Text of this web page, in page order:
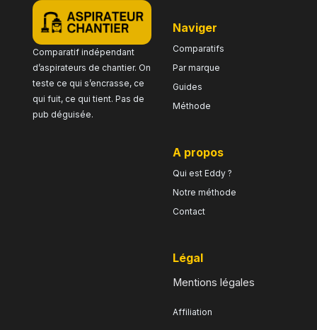
Comparatif indépendant
d’aspirateurs de chantier. On
teste ce qui s’encrasse, ce
qui fuit, ce qui tient. Pas de
pub déguisée.
naviger
Comparatifs
Par marque
Guides
Méthode
a propos
Qui est Eddy ?
Notre méthode
Contact
légal
Mentions légales
Affiliation